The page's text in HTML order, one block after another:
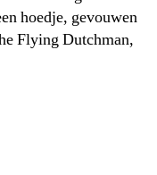
hoedje, gevouwen
Flying Dutchman,